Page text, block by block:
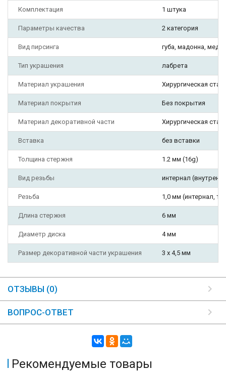
Комплектация 1 штука
Параметры качества 2 категория
Вид пирсинга губа, мадонна,
Тип украшения лабрета
Материал украшения Хирургическая
Материал покрытия Без покрытия
Материал декоративной части Хирургическая
Вставка без вставки
Толщина стержня 1.2 мм (16g)
Вид резьбы интернал
Резьба 1,0 мм (интернал,
Длина стержня 6 мм
Диаметр диска 4 мм
Размер декоративной части украшения 3 х 4,5 мм
ОТЗЫВЫ (0)
ВОПРОС-ОТВЕТ
Рекомендуемые товары